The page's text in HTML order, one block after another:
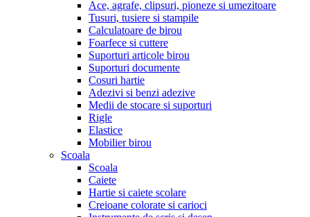
Ace, agrafe, clipsuri, pioneze si umezitoare
Tusuri, tusiere si stampile
Calculatoare de birou
Foarfece si cuttere
Suporturi articole birou
Suporturi documente
Cosuri hartie
Adezivi si benzi adezive
Medii de stocare si suporturi
Rigle
Elastice
Mobilier birou
Scoala
Scoala
Caiete
Hartie si caiete scolare
Creioane colorate si carioci